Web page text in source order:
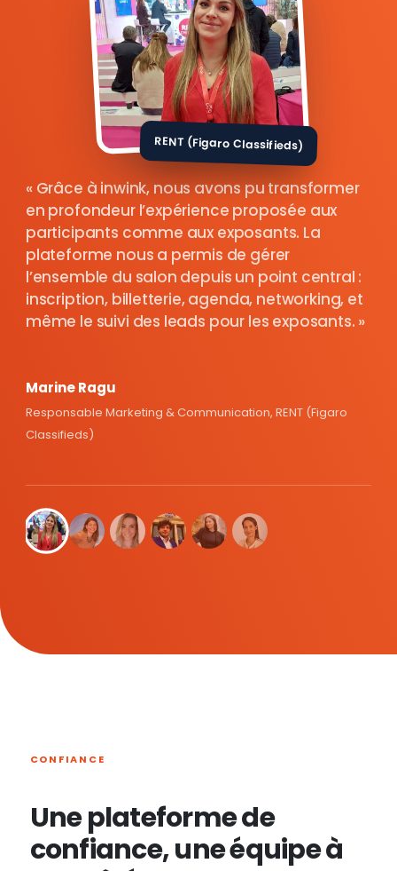
RENT (Figaro Classifieds)
Grâce à inwink, nous avons pu transformer
en profondeur l’expérience proposée aux
participants comme aux exposants. La
plateforme nous a permis de gérer
l’ensemble du salon depuis un point central :
inscription, billetterie, agenda, networking, et
même le suivi des leads pour les exposants.
Marine Ragu
Responsable Marketing & Communication, RENT (Figaro
Classifieds)
CONFIANCE
Une plateforme de
confiance, une équipe à